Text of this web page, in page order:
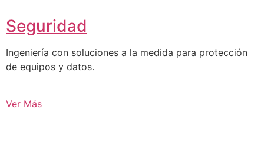
Seguridad
Ingeniería con soluciones a la medida para protección
de equipos y datos.
Ver Más